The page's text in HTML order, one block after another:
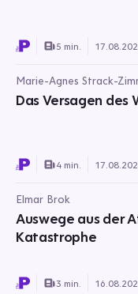
5 min.
Marie-Agnes Strack-
Das Versagen des
4 min.
Elmar Brok
Auswege aus der
Katastrophe
3 min.